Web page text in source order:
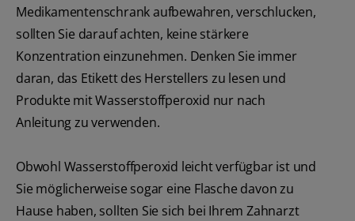
Medikamentenschrank aufbewahren, verschlucken,
sollten Sie darauf achten, keine stärkere
Konzentration einzunehmen. Denken Sie immer
daran, das Etikett des Herstellers zu lesen und
Produkte mit Wasserstoffperoxid nur nach
Anleitung zu verwenden.
Obwohl Wasserstoffperoxid leicht verfügbar ist und
Sie möglicherweise sogar eine Flasche davon zu
Hause haben, sollten Sie sich bei Ihrem Zahnarzt